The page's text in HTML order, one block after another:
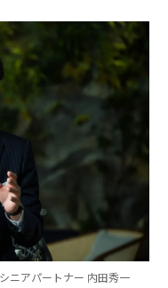
ニアパートナー 内田秀一